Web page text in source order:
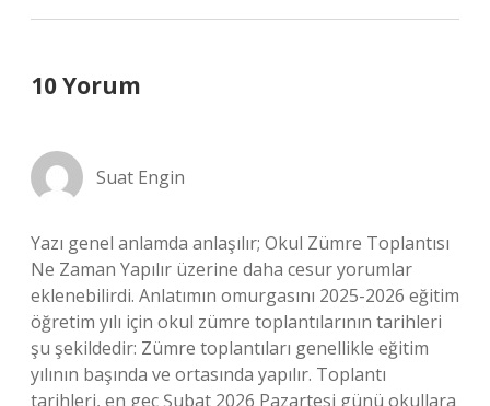
10 Yorum
Suat Engin
Yazı genel anlamda anlaşılır; Okul Zümre Toplantısı
Ne Zaman Yapılır üzerine daha cesur yorumlar
eklenebilirdi. Anlatımın omurgasını 2025-2026 eğitim
öğretim yılı için okul zümre toplantılarının tarihleri
şu şekildedir: Zümre toplantıları genellikle eğitim
yılının başında ve ortasında yapılır. Toplantı
tarihleri, en geç Şubat 2026 Pazartesi günü okullara